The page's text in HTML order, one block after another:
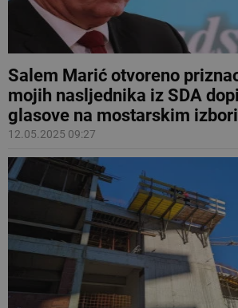
Salem Marić otvoreno
mojih nasljednika iz SDA
glasove na mostarskim
12.05.2025 09:27